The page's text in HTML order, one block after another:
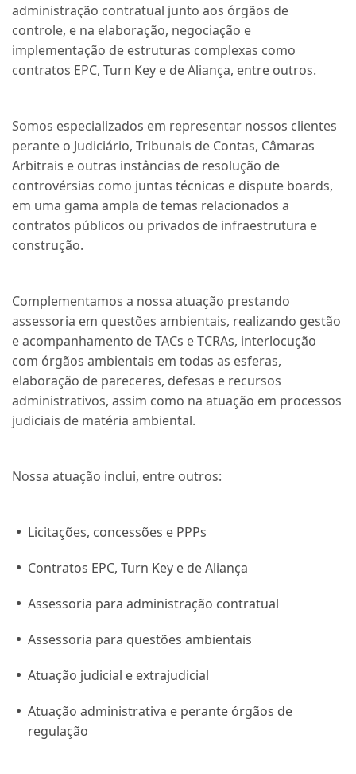
administração contratual junto aos órgãos de
controle, e na elaboração, negociação e
implementação de estruturas complexas como
contratos EPC, Turn Key e de Aliança, entre outros.
Somos especializados em representar nossos clientes
perante o Judiciário, Tribunais de Contas, Câmaras
Arbitrais e outras instâncias de resolução de
controvérsias como juntas técnicas e dispute boards,
em uma gama ampla de temas relacionados a
contratos públicos ou privados de infraestrutura e
construção.
Complementamos a nossa atuação prestando
assessoria em questões ambientais, realizando gestão
e acompanhamento de TACs e TCRAs, interlocução
com órgãos ambientais em todas as esferas,
elaboração de pareceres, defesas e recursos
administrativos, assim como na atuação em processos
judiciais de matéria ambiental.
Nossa atuação inclui, entre outros:
Licitações, concessões e PPPs
Contratos EPC, Turn Key e de Aliança
Assessoria para administração contratual
Assessoria para questões ambientais
Atuação judicial e extrajudicial
Atuação administrativa e perante órgãos de
regulação